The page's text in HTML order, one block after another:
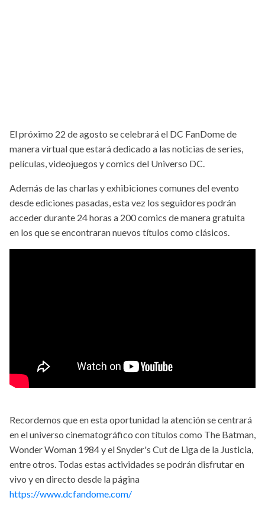
El próximo 22 de agosto se celebrará el DC FanDome de
manera virtual que estará dedicado a las noticias de series,
películas, videojuegos y comics del Universo DC.
Además de las charlas y exhibiciones comunes del evento
desde ediciones pasadas, esta vez los seguidores podrán
acceder durante 24 horas a 200 comics de manera gratuita
en los que se encontraran nuevos títulos como clásicos.
Recordemos que en esta oportunidad la atención se centrará
en el universo cinematográfico con títulos como The Batman,
Wonder Woman 1984 y el Snyder's Cut de Liga de la Justicia,
entre otros. Todas estas actividades se podrán disfrutar en
vivo y en directo desde la página
https://www.dcfandome.com/